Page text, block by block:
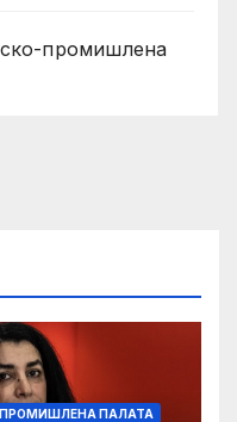
промишлена
ПАЛАТА